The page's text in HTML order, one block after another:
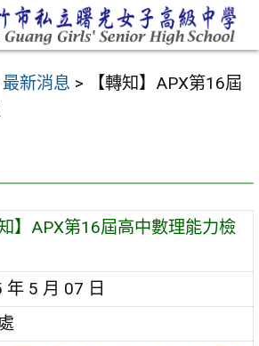
最新消息 >
【轉知】APX第16屆
知】APX第16屆高中數理能力檢
年 5 月 07 日